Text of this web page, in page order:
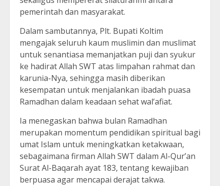
pemerintah dan masyarakat.
Dalam sambutannya, Plt. Bupati Koltim
mengajak seluruh kaum muslimin dan muslimat
untuk senantiasa memanjatkan puji dan syukur
ke hadirat Allah SWT atas limpahan rahmat dan
karunia-Nya, sehingga masih diberikan
kesempatan untuk menjalankan ibadah puasa
Ramadhan dalam keadaan sehat wal’afiat.
Ia menegaskan bahwa bulan Ramadhan
merupakan momentum pendidikan spiritual bagi
umat Islam untuk meningkatkan ketakwaan,
sebagaimana firman Allah SWT dalam Al-Qur’an
Surat Al-Baqarah ayat 183, tentang kewajiban
berpuasa agar mencapai derajat takwa.